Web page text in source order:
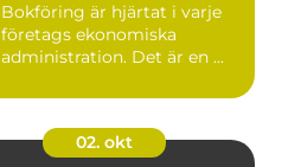
Bokföring är hjärtat i varje
företags ekonomiska
administration. Det är en ...
02. okt